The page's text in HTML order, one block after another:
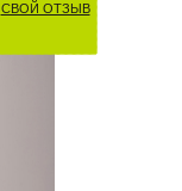
СВОЙ ОТЗЫВ